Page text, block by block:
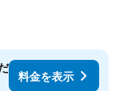
料金を表示